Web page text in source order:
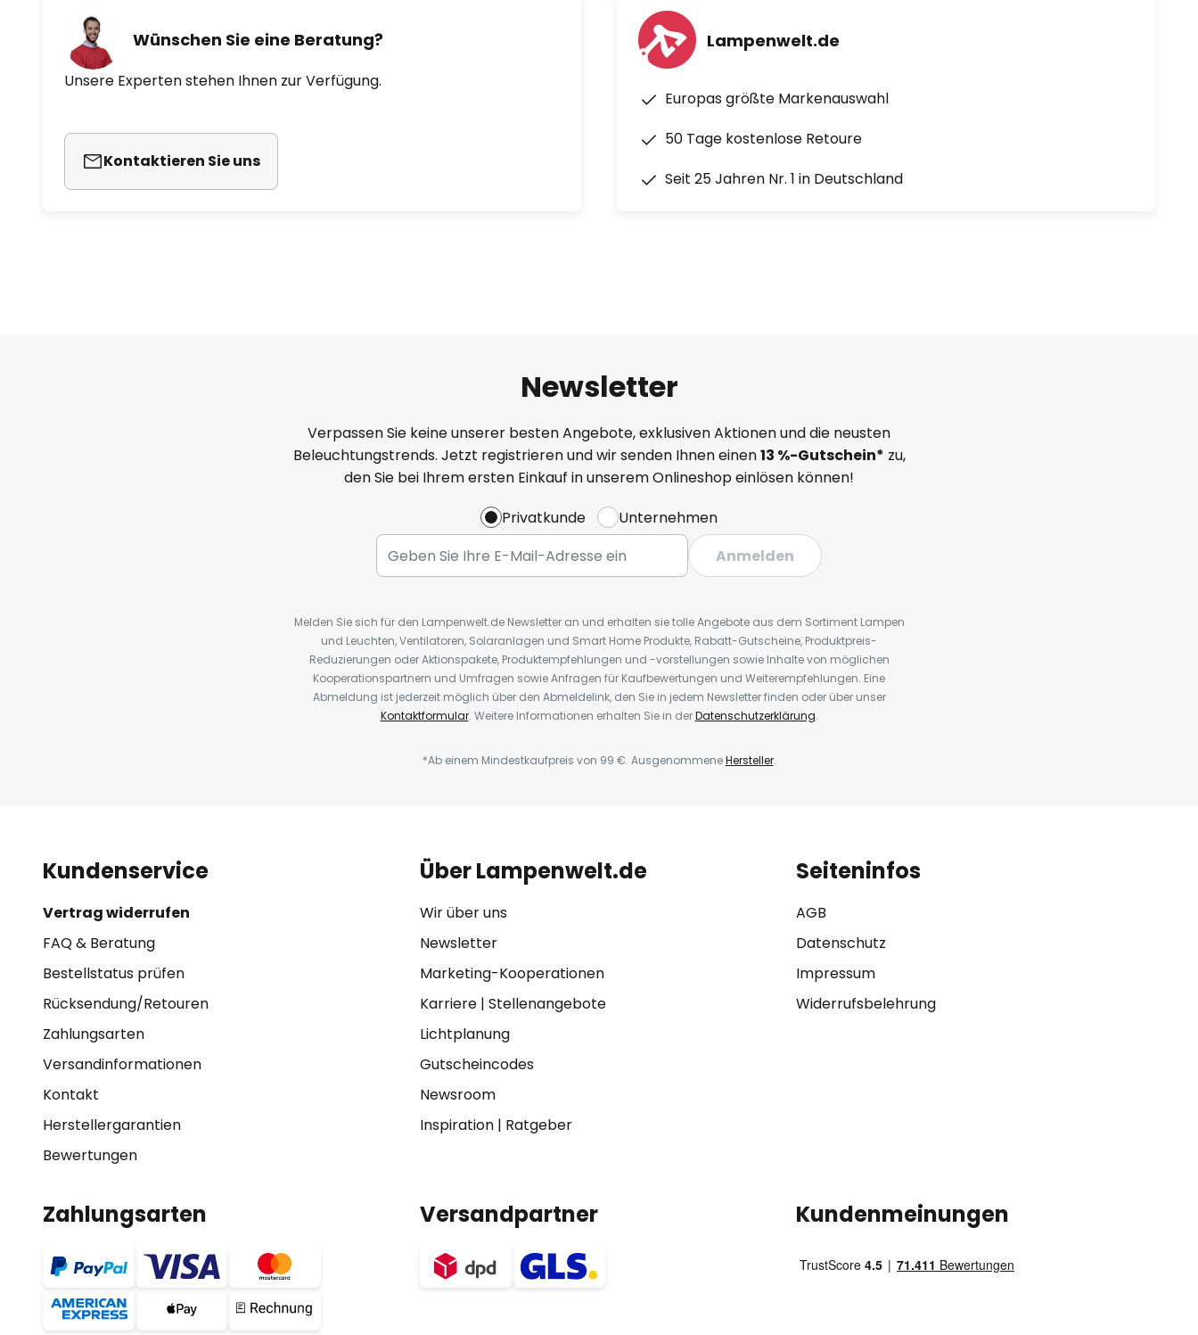
Wünschen Sie eine Beratung?
Unsere Experten stehen Ihnen zur Verfügung.
Kontaktieren Sie uns
Lampenwelt.de
Europas größte Markenauswahl
50 Tage kostenlose Retoure
Seit 25 Jahren Nr. 1 in Deutschland
Newsletter
Verpassen Sie keine unserer besten Angebote, exklusiven Aktionen und die neusten
Beleuchtungstrends. Jetzt registrieren und wir senden Ihnen einen13 %-Gutschein* zu,
den Sie bei Ihrem ersten Einkauf in unserem Onlineshop einlösen können!
Privatkunde
Unternehmen
Anmelden
Melden Sie sich für den Lampenwelt.de Newsletter an und erhalten sie tolle Angebote aus dem Sortiment Lampen
und Leuchten, Ventilatoren, Solaranlagen und Smart Home Produkte, Rabatt-Gutscheine, Produktpreis-
Reduzierungen oder Aktionspakete, Produktempfehlungen und -vorstellungen sowie Inhalte von möglichen
Kooperationspartnern und Umfragen sowie Anfragen für Kaufbewertungen und Weiterempfehlungen. Eine
Abmeldung ist jederzeit möglich über den Abmeldelink, den Sie in jedem Newsletter finden oder über unser
Kontaktformular. Weitere Informationen erhalten Sie in derDatenschutzerklärung.
*Ab einem Mindestkaufpreis von 99 €. AusgenommeneHersteller.
Kundenservice
Vertrag widerrufen
FAQ & Beratung
Bestellstatus prüfen
Rücksendung/Retouren
Zahlungsarten
Versandinformationen
Kontakt
Herstellergarantien
Bewertungen
Über Lampenwelt.de
Wir über uns
Newsletter
Marketing-Kooperationen
Karriere| Stellenangebote
Lichtplanung
Gutscheincodes
Newsroom
Inspiration| Ratgeber
Seiteninfos
AGB
Datenschutz
Impressum
Widerrufsbelehrung
Zahlungsarten Versandpartner Kundenmeinungen